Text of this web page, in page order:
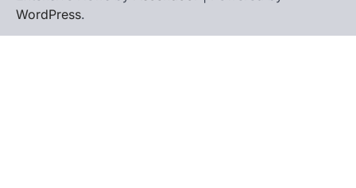
WordPress.